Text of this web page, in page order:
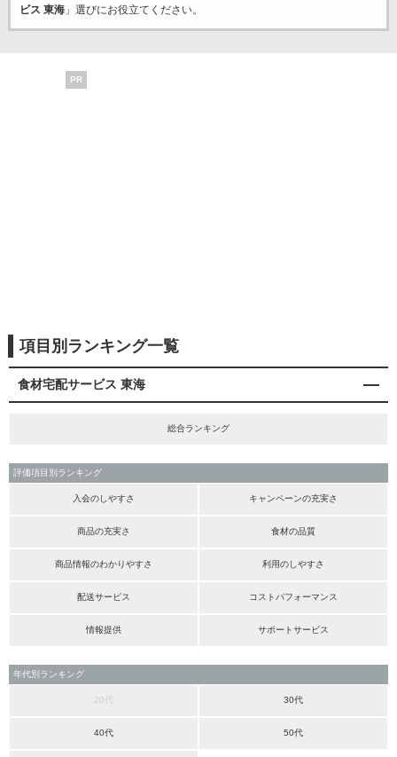
ビス 東海」選びにお役立てください。
PR
項目別ランキング一覧
食材宅配サービス 東海
総合ランキング
評価項目別ランキング
入会のしやすさ キャンペーンの充実さ
商品の充実さ 食材の品質
商品情報のわかりやすさ 利用のしやすさ
配送サービス コストパフォーマンス
情報提供 サポートサービス
年代別ランキング
20代 30代
40代 50代